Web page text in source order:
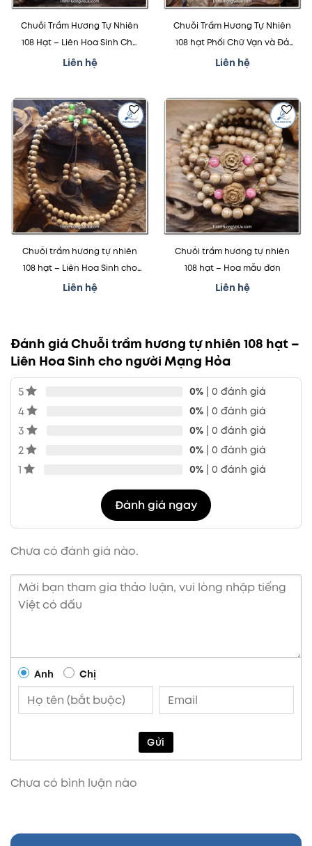
Chuỗi Trầm Hương Tự Nhiên
108 Hạt – Liên Hoa Sinh Cho
Người Mạng Kim
Liên hệ
Chuỗi Trầm Hương Tự Nhiên
108 hạt Phối Chữ Vạn và Đá
Cẩm Thạch
Liên hệ
Thêm
vào
mục
yêu
thích
Chuỗi trầm hương tự nhiên
108 hạt – Liên Hoa Sinh cho
người Mạng Mộc
Liên hệ
Thêm
vào
mục
yêu
thích
Chuỗi trầm hương tự nhiên
108 hạt – Hoa mẫu đơn
Liên hệ
Đánh giá Chuỗi trầm hương tự nhiên 108 hạt –
Liên Hoa Sinh cho người Mạng Hỏa
5 0% | 0 đánh giá
4 0% | 0 đánh giá
3 0% | 0 đánh giá
2 0% | 0 đánh giá
1 0% | 0 đánh giá
Đánh giá ngay
Chưa có đánh giá nào.
Anh Chị
Gửi
Chưa có bình luận nào